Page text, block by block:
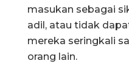
masukan sebagai
adil, atau tidak
mereka seringkali
orang lain.